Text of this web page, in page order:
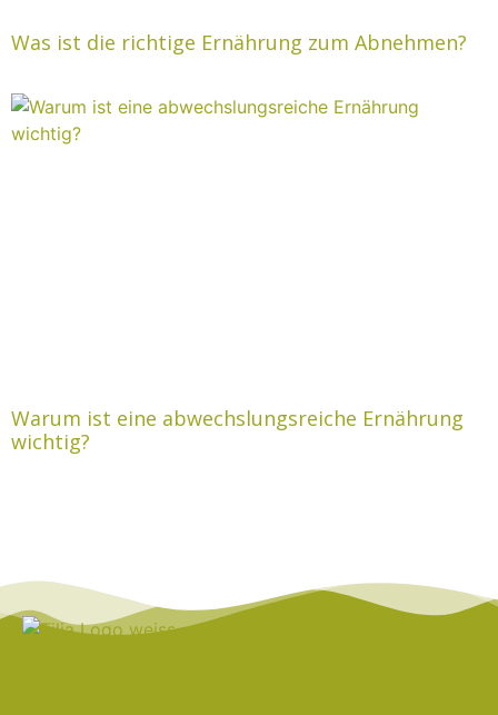
Was ist die richtige Ernährung zum Abnehmen?
Warum ist eine abwechslungsreiche Ernährung
wichtig?